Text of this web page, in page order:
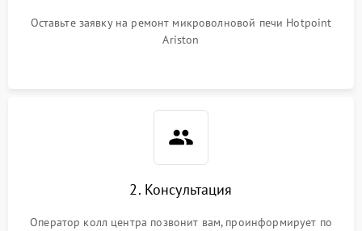
Оставьте заявку на ремонт микроволновой печи Hotpoint
Ariston
2. Консультация
Оператор колл центра позвонит вам, проинформирует по